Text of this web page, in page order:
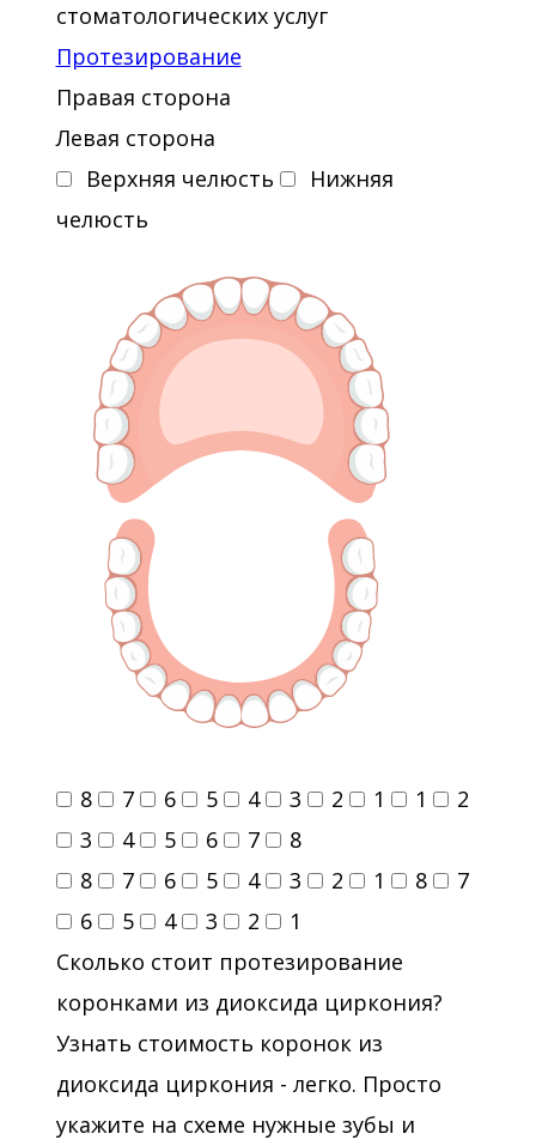
стоматологических услуг
Протезирование
Правая сторона
Левая сторона
Верхняя челюсть
Нижняя
челюсть
8 7 6 5 4 3 2 1 1
2
3
4 5 6 7
8
8
7 6 5 4 3 2 1 8
7
6
5 4 3 2
1
Сколько стоит протезирование
коронками из диоксида циркония?
Узнать стоимость коронок из
диоксида циркония - легко. Просто
укажите на схеме нужные зубы и